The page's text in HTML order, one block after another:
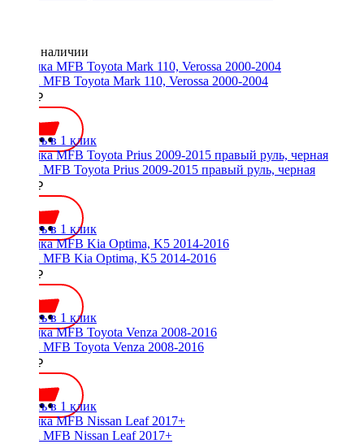
Нет в наличии
Рамка MFB Toyota Mark 110, Verossa 2000-2004
1700 ₽
Купить в 1 клик
Рамка MFB Toyota Prius 2009-2015 правый руль, черная
2000 ₽
Купить в 1 клик
Рамка MFB Kia Optima, K5 2014-2016
2300 ₽
Купить в 1 клик
Рамка MFB Toyota Venza 2008-2016
3000 ₽
Купить в 1 клик
Рамка MFB Nissan Leaf 2017+